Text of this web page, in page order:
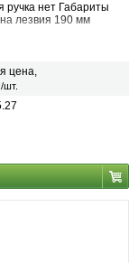
нет Габариты
лезвия 190 мм
цена,
шт.